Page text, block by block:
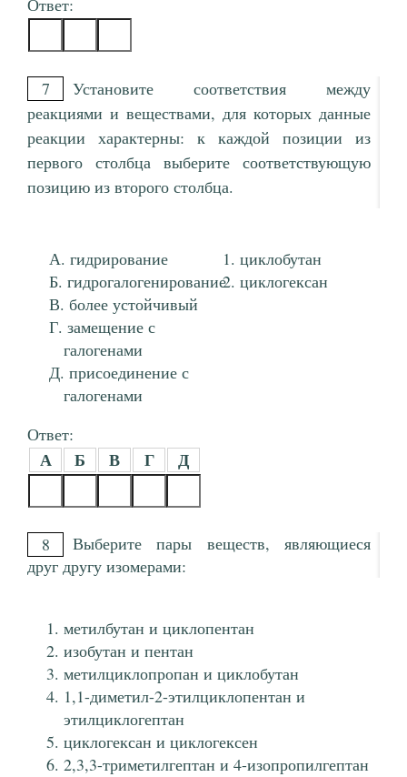
Ответ:
7
Установите соответствия между
реакциями и веществами, для которых данные
реакции характерны: к каждой позиции из
первого столбца выберите соответствующую
позицию из второго столбца.
гидрирование
гидрогалогенирование
более устойчивый
замещение с
галогенами
присоединение с
галогенами
циклобутан
циклогексан
Ответ:
А Б В Г Д
8
Выберите пары веществ, являющиеся
друг другу изомерами:
метилбутан и циклопентан
изобутан и пентан
метилциклопропан и циклобутан
1,1-диметил-2-этилциклопентан и
этилциклогептан
циклогексан и циклогексен
2,3,3-триметилгептан и 4-изопропилгептан